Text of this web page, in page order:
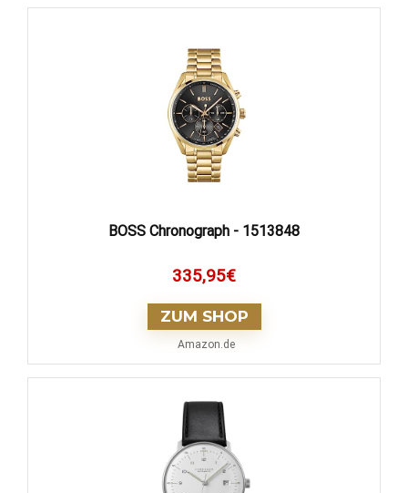
BOSS Chronograph - 1513848
335,95€
ZUM SHOP
Amazon.de